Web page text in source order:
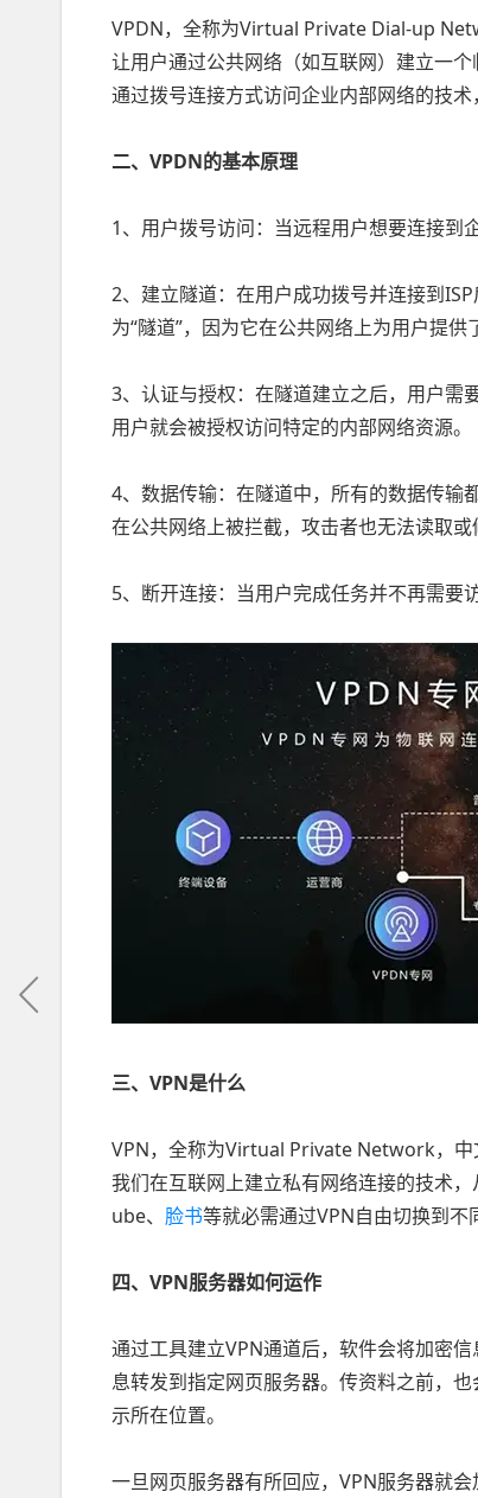
VPDN，全称为Virtual Private Dial-up
让用户通过公共网络（如互联网）建立一
通过拨号连接方式访问企业内部网络的技
二、VPDN的基本原理
1、用户拨号访问：当远程用户想要连接到
2、建立隧道：在用户成功拨号并连接到
为“隧道”，因为它在公共网络上为用户提供
3、认证与授权：在隧道建立之后，用户需
用户就会被授权访问特定的内部网络资源。
4、数据传输：在隧道中，所有的数据传输
在公共网络上被拦截，攻击者也无法读取或
5、断开连接：当用户完成任务并不再需要
三、VPN是什么
VPN，全称为Virtual Private Network，中
我们在互联网上建立私有网络连接的技术
ube、 脸书等就必需通过VPN自由切换到不
四、VPN服务器如何运作
通过工具建立VPN通道后，软件会将加密
息转发到指定网页服务器。传资料之前，
示所在位置。
一旦网页服务器有所回应，VPN服务器就